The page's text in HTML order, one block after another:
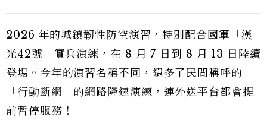
2026 年的城鎮韌性防空演習，特別配合國軍「漢
光42號」實兵演練，在 8 月 7 日到 8 月 13 日陸續
登場。今年的演習名稱不同，還多了民間稱呼的
「行動斷網」的網路降速演練，連外送平台都會提
前暫停服務！